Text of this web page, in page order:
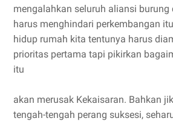
mengalahkan seluruh aliansi burung
harus menghindari perkembangan
hidup rumah kita tentunya harus
prioritas pertama tapi pikirkan
itu
akan merusak Kekaisaran. Bahkan
tengah-tengah perang suksesi,